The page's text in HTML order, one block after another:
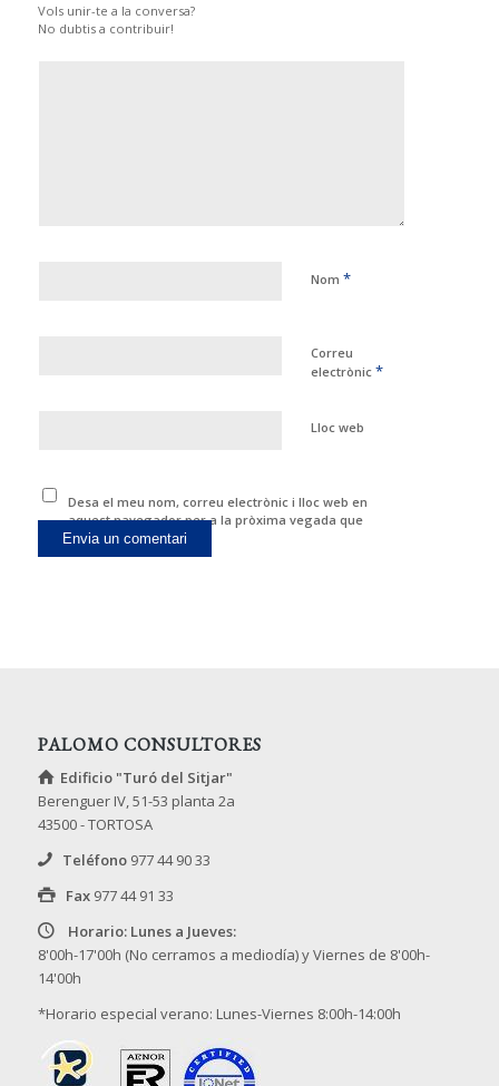
Vols unir-te a la conversa?
No dubtis a contribuir!
Nom *
Correu
electrònic *
Lloc web
Desa el meu nom, correu electrònic i lloc web en
aquest navegador per a la pròxima vegada que
comenti.
PALOMO CONSULTORES
Edificio "Turó del Sitjar"
Berenguer IV, 51-53 planta 2a
43500 - TORTOSA
Teléfono 977 44 90 33
Fax 977 44 91 33
Horario: Lunes a Jueves:
8'00h-17'00h (No cerramos a mediodía) y Viernes de 8'00h-
14'00h
*Horario especial verano: Lunes-Viernes 8:00h-14:00h